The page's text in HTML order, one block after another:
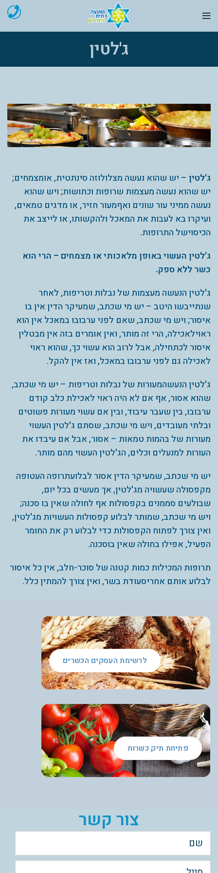
ג'לטין
ג'לטין – יש שהוא נעשה מצלולוזה סינתטית, אומצמחים;
יש שהוא נעשה מעצמות שרופות וכתושות; ויש שהוא
נעשה ממיני עור שונים ואףמעור חזיר, או מדגים טמאים,
ועיקרו בא לעבות את המאכל ולהקשותו, או לייצב את
הכיסוישל התרופות.
ג'לטין העשוי באופן מלאכותי או מצמחים – הרי הוא
כשר ללא ספק.
ג'לטין הנעשה מעצמות של נבלות וטריפות, לאחר
שנתייבשו היטב – יש מי שכתב, שמעיקר הדין אין בו
איסור; ויש מי שכתב, שאם לפני ערבובו במאכל אין הוא
ראוילאכילה, הרי זה מותר, ואין אומרים בזה אין מבטלין
איסור לכתחילה, אבל לרוב הוא עשוי כך, שהוא ראוי
לאכילה גם לפני ערבובו במאכל, ואז אין להקל.
ג'לטין הנעשהמעורות של נבלות וטריפות – יש מי שכתב,
שהוא אסור, אף אם לא היה ראוי לאכילת כלב קודם
ערבובו, בין שעבר עיבוד, ובין אם עשוי מעורות פשוטים
ובלתי מעובדים, ויש מי שכתב, שסתם ג'לטין העשוי
מעורות של בהמות טמאות – אסור, אבל אם עיבדו את
העורות למנעלים וכלים, הג'לטין העשוי מהם מותר.
יש מי שכתב, שמעיקר הדין אסור לבלועתרופה העטופה
מקפסולה שעשויה מג'לטין, אך מעשים בכל יום,
שבולעים סממנים בקפסולות אף לחולה שאין בו סכנה;
ויש מי שכתב, שמותר לבלוע קפסולות העשויות מג'לטין,
ואין צורך לפתוח הקפסולות כדי לבלוע רק את החומר
הפעיל, אפילו בחולה שאין בוסכנה.
תרופות המכילות כמות קטנה של סוכר-חלב, אין כל איסור
לבלוע אותם אחריסעודת בשר, ואין צורך להמתין כלל.
לרשימת העסקים הכשרים
פתיחת תיק כשרות
צור קשר